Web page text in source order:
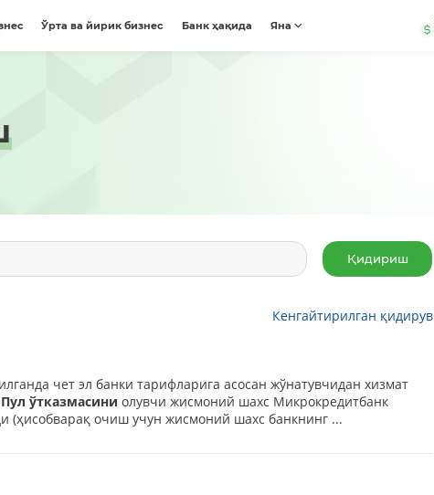
Ўрта ва йирик бизнес Банк ҳақида Яна
Кенгайтирилган қидирув
чет эл банки тарифларига асосан жўнатувчидан хизмат
Пул ўтказмасини олувчи жисмоний шахс Микрокредитбанк
(ҳисобварақ очиш учун жисмоний шахс банкнинг ...